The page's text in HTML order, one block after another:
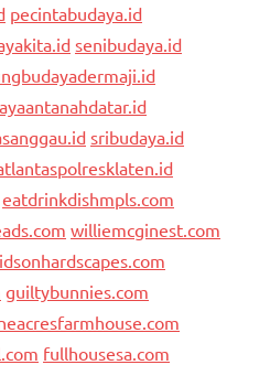
pecintabudaya.id
senibudaya.id
sribudaya.id
eatdrinkdishmpls.com
williemcginest.com
guiltybunnies.com
fullhousesa.com